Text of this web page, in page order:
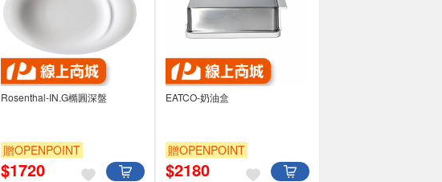
Rosenthal-IN.G橢圓深盤
贈OPENPOINT
$1720
EATCO-奶油盒
贈OPENPOINT
$2180